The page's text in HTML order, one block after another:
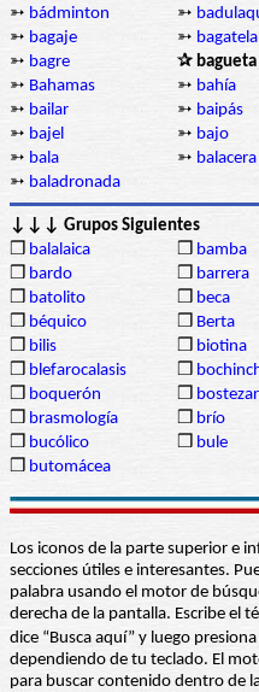
➳ bádminton ➳
➳ bagaje ➳ bagatela
➳ bagre ✰ bagueta
➳ Bahamas ➳ bahía
➳ bailar ➳ baipás
➳ bajel ➳ bajo
➳ bala ➳ balacera
➳ baladronada
↓↓↓ Grupos Siguientes
❒ balalaica ❒ bamba
❒ bardo ❒ barrera
❒ batolito ❒ beca
❒ béquico ❒ Berta
❒ bilis ❒ biotina
❒ blefarocalasis ❒
❒ boquerón ❒ bostezar
❒ brasmología ❒ brío
❒ bucólico ❒ bule
❒ butomácea
Los iconos de la parte superior e
secciones útiles e interesantes.
palabra usando el motor de
derecha de la pantalla. Escribe el
dice “Busca aquí” y luego
dependiendo de tu teclado. El
para buscar contenido dentro de